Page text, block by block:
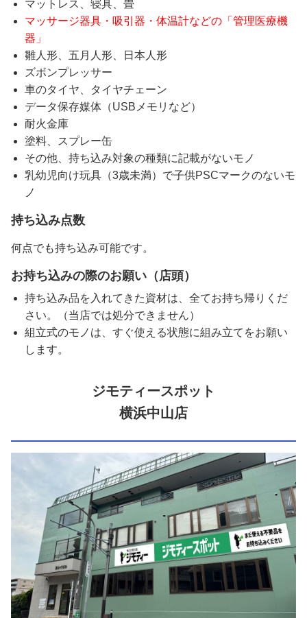
マットレス、寝具、畳
マッサージ器具・吸引器・体温計などの「管理医療機
器」
雛人形、五月人形、日本人形
ズボンプレッサー
車のタイヤ、タイヤチェーン
データ保存媒体（USBメモリなど）
耐火金庫
塗料、スプレー缶
その他、持ち込み対象の種類に記載がないモノ
乳幼児向け玩具（3歳未満）で子供PSCマークのないモ
ノ
持ち込み点数
何点でも持ち込み可能です。
お持ち込みの際のお願い（店頭）
持ち込み品を入れてきた資材は、全てお持ち帰りくだ
さい。（当店では処分できません）
組立式のモノは、すぐ使える状態に組み立てをお願い
します。
ジモティースポット
横浜中山店